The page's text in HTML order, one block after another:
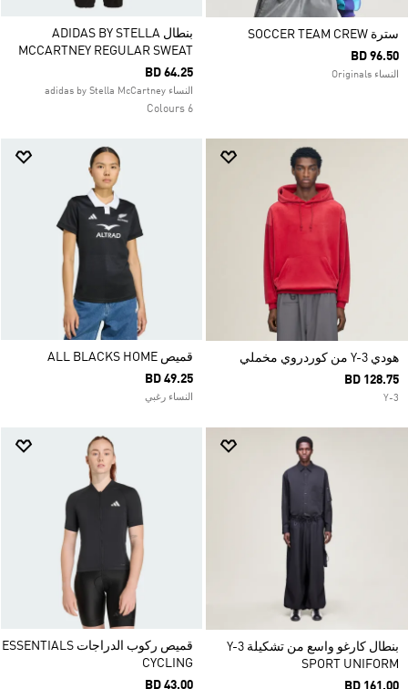
سترة SOCCER TEAM CREW
BD 96.50
النساء Originals
بنطال ADIDAS BY STELLA
MCCARTNEY REGULAR SWEAT
BD 64.25
النساء adidas by Stella McCartney
6 Colours
هودي Y-3 من كوردروي مخملي
BD 128.75
Y-3
قميص ALL BLACKS HOME
BD 49.25
النساء رغبي
بنطال كارغو واسع من تشكيلة Y-3
SPORT UNIFORM
BD 161.00
قميص ركوب الدراجات ESSENTIALS
CYCLING
BD 43.00